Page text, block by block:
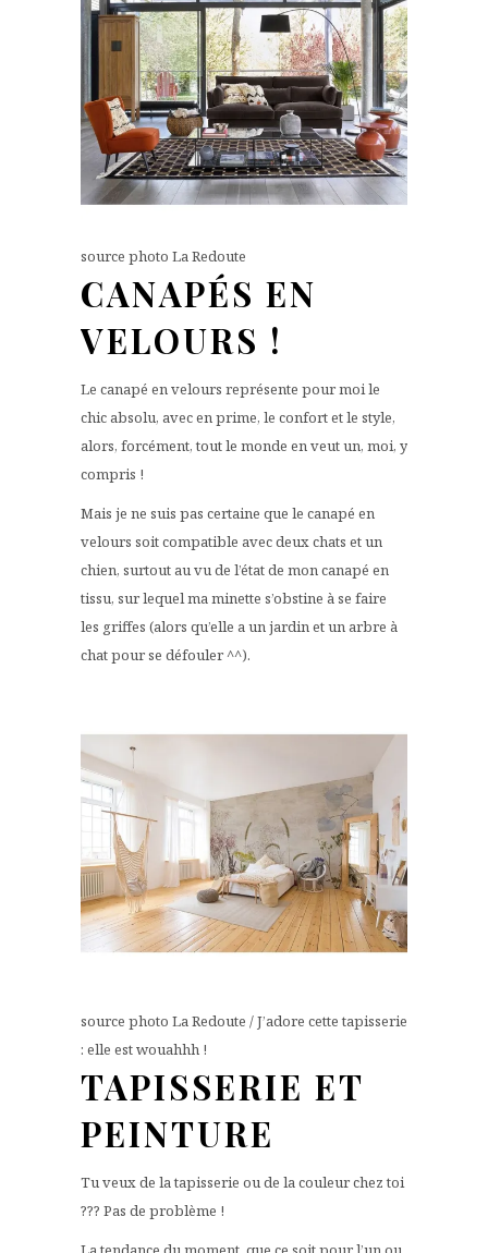
source photo La Redoute
CANAPÉS EN
VELOURS !
Le canapé en velours représente pour moi le
chic absolu, avec en prime, le confort et le style,
alors, forcément, tout le monde en veut un, moi, y
compris !
Mais je ne suis pas certaine que le canapé en
velours soit compatible avec deux chats et un
chien, surtout au vu de l’état de mon canapé en
tissu, sur lequel ma minette s’obstine à se faire
les griffes (alors qu’elle a un jardin et un arbre à
chat pour se défouler ^^).
source photo La Redoute / J’adore cette tapisserie
: elle est wouahhh !
TAPISSERIE ET
PEINTURE
Tu veux de la tapisserie ou de la couleur chez toi
??? Pas de problème !